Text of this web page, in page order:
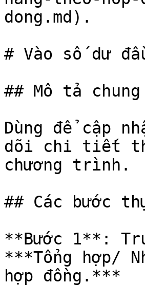
dong.md).
# Vào số dư
## Mô tả chung
Dùng để cập
dõi chi tiết
chương trình.
## Các bước
**Bước 1**:
***Tổng hợp/
hợp đồng.***